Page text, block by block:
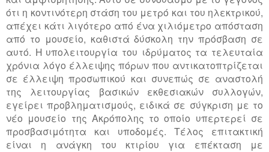
ότι η κοντινότερη στάση του μετρό και του ηλεκτρικού,
απέχει κάτι λιγότερο από ένα χιλιόμετρο απόσταση
από το μουσείο, καθιστά δύσκολη την πρόσβαση σε
αυτό. Η υπολειτουργία του ιδρύματος τα τελευταία
χρόνια λόγο έλλειψης πόρων που αντικατοπτρίζεται
σε έλλειψη προσωπικού και συνεπώς σε αναστολή
της λειτουργίας βασικών εκθεσιακών συλλογών,
εγείρει προβληματισμούς, ειδικά σε σύγκριση με το
νέο μουσείο της Ακρόπολης το οποίο υπερτερεί σε
προσβασιμότητα και υποδομές. Τέλος επιτακτική
είναι η ανάγκη του κτιρίου για επέκταση με